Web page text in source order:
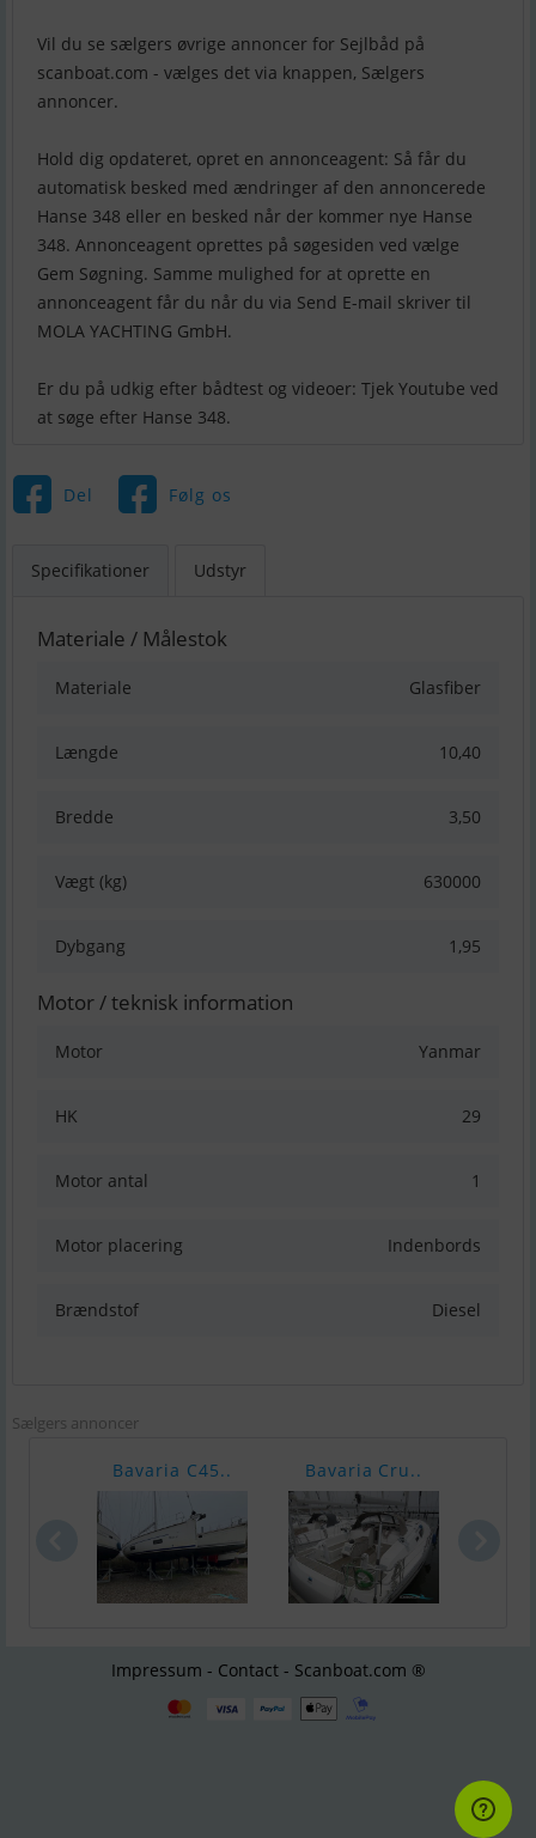
Vil du se sælgers øvrige annoncer for Sejlbåd på
scanboat.com - vælges det via knappen, Sælgers
annoncer.
Hold dig opdateret, opret en annonceagent: Så får du
automatisk besked med ændringer af den annoncerede
Hanse 348 eller en besked når der kommer nye Hanse
348. Annonceagent oprettes på søgesiden ved vælge
Gem Søgning. Samme mulighed for at oprette en
annonceagent får du når du via Send E-mail skriver til
MOLA YACHTING GmbH.
Er du på udkig efter bådtest og videoer: Tjek Youtube ved
Del Følg os
Specifikationer Udstyr
Materiale / Målestok
Materiale Glasfiber
Længde 10,40
Bredde 3,50
Vægt (kg) 630000
Dybgang 1,95
Motor / teknisk information
Motor Yanmar
HK 29
Motor antal 1
Motor placering Indenbords
Brændstof Diesel
Sælgers annoncer
Bavaria C45.. Bavaria Cru..
Impressum - Contact - Scanboat.com ®